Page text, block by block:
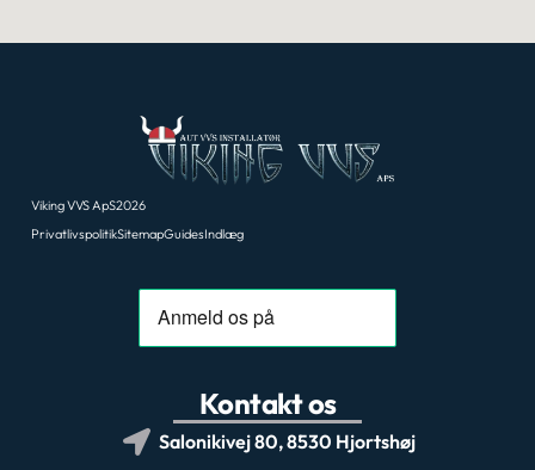
Viking VVS ApS2026
PrivatlivspolitikSitemapGuidesIndlæg
Kontakt os
Salonikivej 80, 8530 Hjortshøj